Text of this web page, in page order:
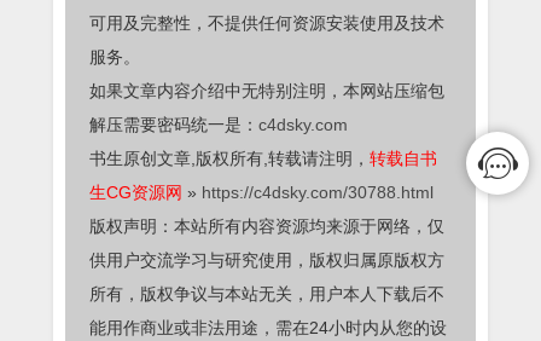
可用及完整性，不提供任何资源安装使用及技术
服务。
如果文章内容介绍中无特别注明，本网站压缩包
解压需要密码统一是： c4dsky.com
书生原创文章,版权所有,转载请注明， 转载自书
生CG资源网 » https://c4dsky.com/30788.html
版权声明：本站所有内容资源均来源于网络，仅
供用户交流学习与研究使用，版权归属原版权方
所有，版权争议与本站无关，用户本人下载后不
能用作商业或非法用途，需在24小时内从您的设